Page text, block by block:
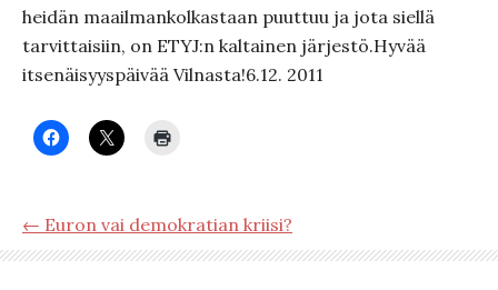
heidän maailmankolkastaan puuttuu ja jota siellä
tarvittaisiin, on ETYJ:n kaltainen järjestö.Hyvää
itsenäisyyspäivää Vilnasta!6.12. 2011
← Euron vai demokratian kriisi?